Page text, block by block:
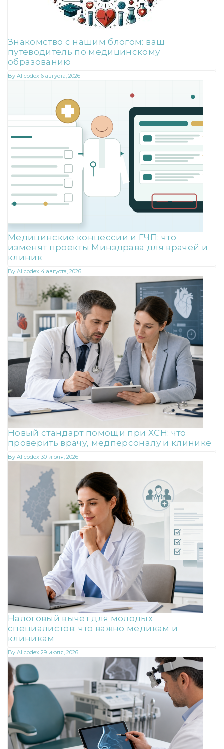
Знакомство с нашим блогом: ваш
путеводитель по медицинскому
образованию
By AI codex 6 августа, 2026
Медицинские концессии и ГЧП: что
изменят проекты Минздрава для врачей и
клиник
By AI codex 4 августа, 2026
Новый стандарт помощи при ХСН: что
проверить врачу, медперсоналу и клинике
By AI codex 30 июля, 2026
Налоговый вычет для молодых
специалистов: что важно медикам и
клиникам
By AI codex 29 июля, 2026